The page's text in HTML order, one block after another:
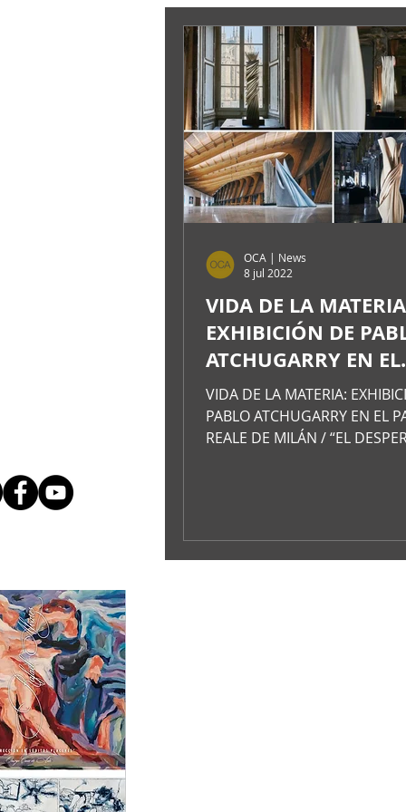
VIDA DE LA
EXHIBICIÓN DE
ATCHUGARRY EN EL
PALAZZO REALE DE
VIDA DE LA MATERIA:
PABLO ATCHUGARRY EN EL
REALE DE MILÁN / “EL
OCA | News
8 jul 2022